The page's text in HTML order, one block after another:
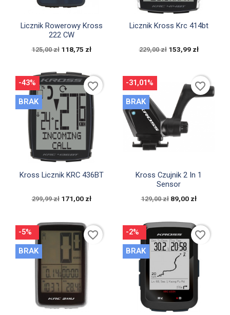
Szybki podgląd
Licznik Rowerowy Kross
222 CW
125,00 zł 118,75 zł
Szybki podgląd
Licznik Kross Krc 414bt
229,00 zł 153,99 zł
 Szybki podgląd
Kross Licznik KRC 436BT
299,99 zł 171,00 zł
-43%
BRAK
favorite_border
Szybki podgląd
Kross Czujnik 2 In 1
Sensor
129,00 zł 89,00 zł
-31,01%
BRAK
favorite_border
-5%
BRAK
favorite_border -2%
BRAK
favorite_border